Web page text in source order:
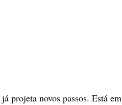
projeta novos passos. Está em